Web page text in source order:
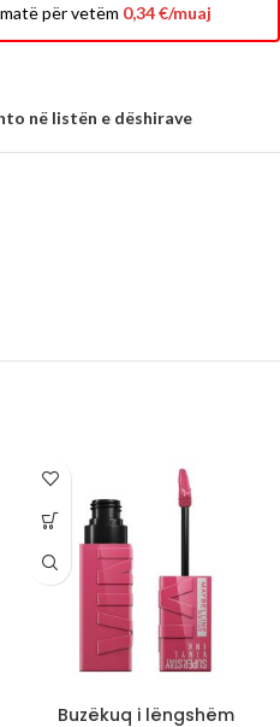
për vetëm 0,34 €/muaj
në listën e dëshirave
Buzëkuq i lëngshëm